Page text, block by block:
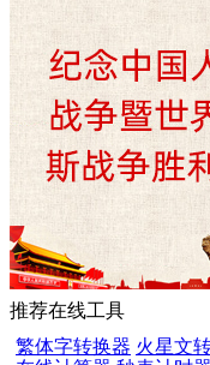
推荐在线工具
繁体字转换器 火星文